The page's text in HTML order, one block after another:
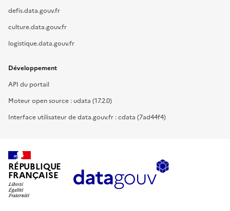
defis.data.gouv.fr
culture.data.gouv.fr
logistique.data.gouv.fr
Développement
API du portail
Moteur open source : udata (17.2.0)
Interface utilisateur de data.gouv.fr : cdata (7ad44f4)
RÉPUBLIQUE
FRANÇAISE